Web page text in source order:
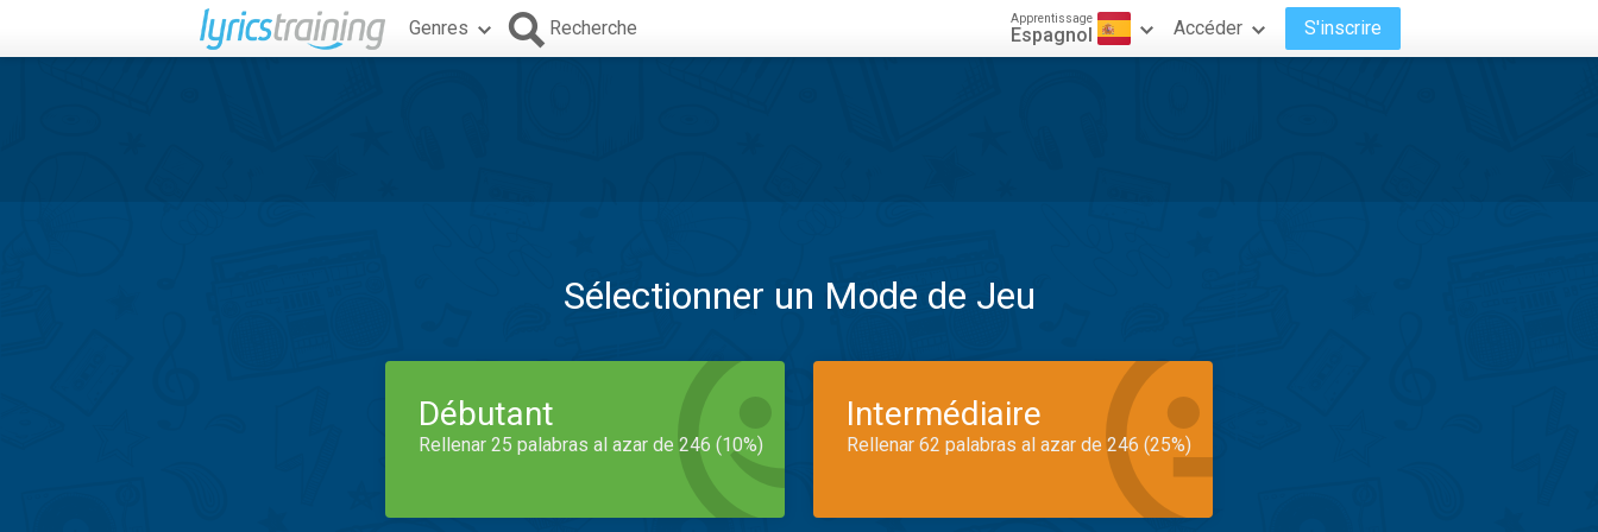
Genres Recherche Apprentissage
Espagnol Accéder S'inscrire
Sélectionner un Mode de Jeu
Débutant
Rellenar 25 palabras al azar de 246 (10%)
Intermédiaire
Rellenar 62 palabras al azar de 246 (25%)